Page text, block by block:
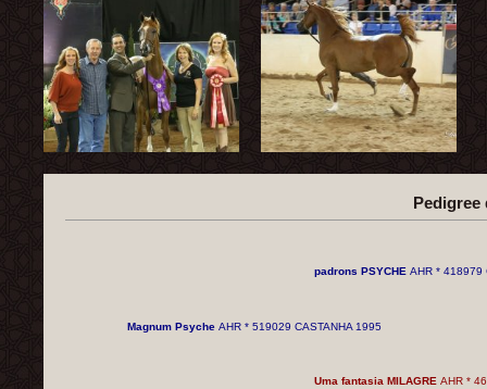
Pedigree
padrons PSYCHE AHR * 418979
Magnum Psyche AHR * 519029 CASTANHA 1995
Uma fantasia MILAGRE AHR *